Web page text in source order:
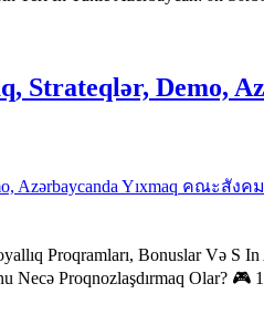
Strateqlər, Demo,
Azərbaycanda Yıxmaq
Proqramları, Bonuslar Və S
Proqnozlaşdırmaq Olar?